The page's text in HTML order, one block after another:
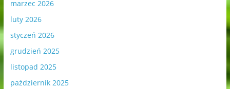
marzec 2026
luty 2026
styczeń 2026
grudzień 2025
listopad 2025
październik 2025